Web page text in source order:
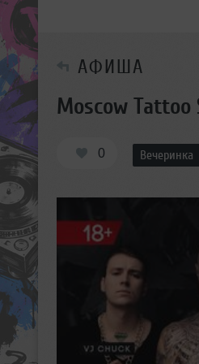
АФИША
Moscow Tattoo
0 Вечеринка